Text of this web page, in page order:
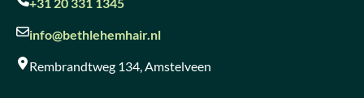
+31 20 331 1345
info@bethlehemhair.nl
Rembrandtweg 134, Amstelveen